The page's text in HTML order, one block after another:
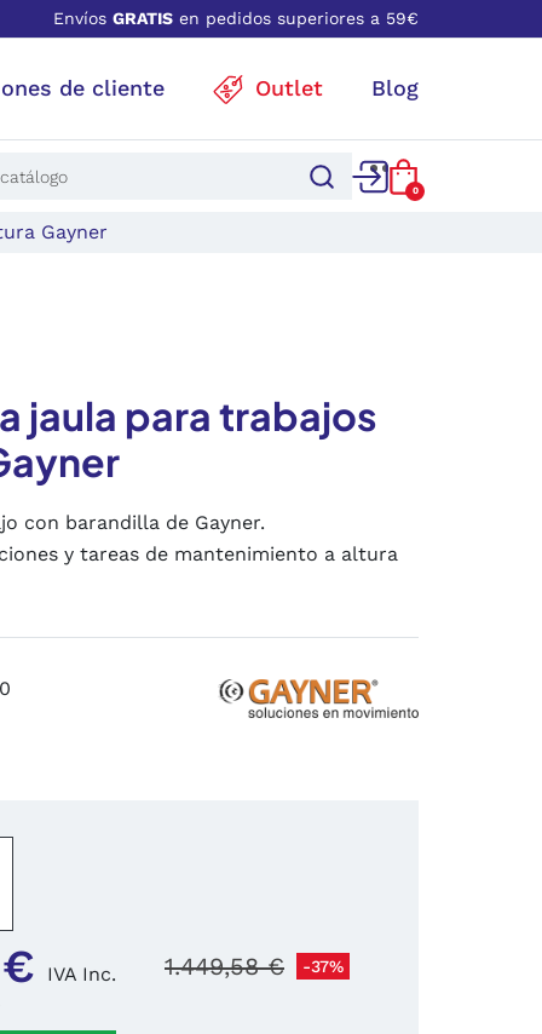
Envíos GRATIS en pedidos superiores a 59€
de cliente Outlet Blog
0
Gayner
jaula para trabajos
con barandilla de Gayner.
y tareas de mantenimiento a altura
IVA Inc. 1.449,58 €
-37%